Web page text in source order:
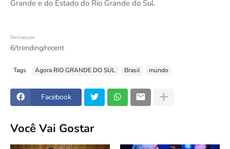
Grande e do Estado do Rio Grande do Sul.
Destaques
6/trending/recent
Tags Agora RIO GRANDE DO SUL Brasil mundo
Facebook
Você Vai Gostar